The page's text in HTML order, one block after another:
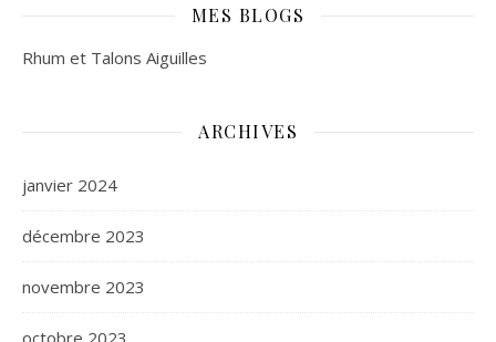
MES BLOGS
Rhum et Talons Aiguilles
ARCHIVES
janvier 2024
décembre 2023
novembre 2023